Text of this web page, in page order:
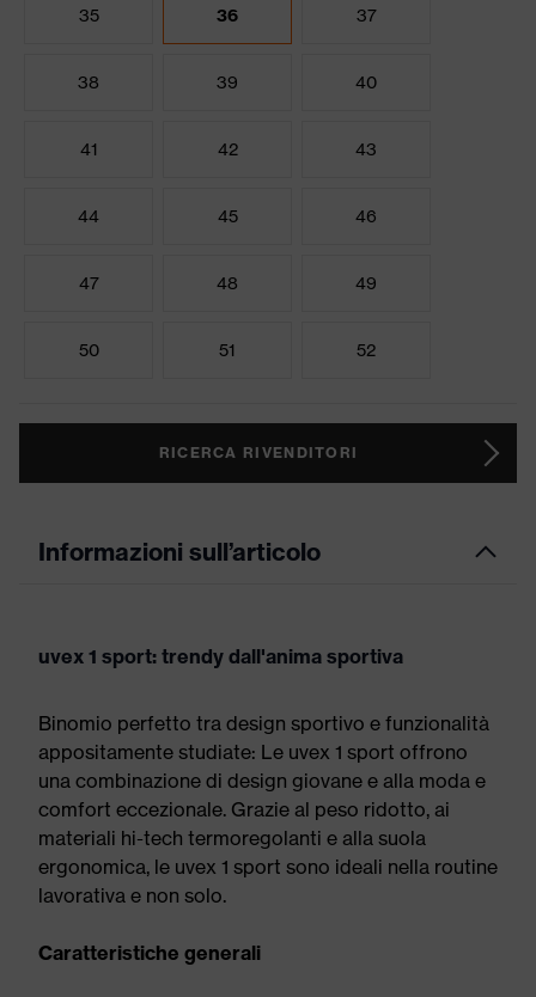
35 36 37
38 39 40
41 42 43
44 45 46
47 48 49
50 51 52
RICERCA RIVENDITORI
Informazioni sull’articolo
uvex 1 sport: trendy dall'anima sportiva
Binomio perfetto tra design sportivo e funzionalità
appositamente studiate: Le uvex 1 sport offrono
una combinazione di design giovane e alla moda e
comfort eccezionale. Grazie al peso ridotto, ai
materiali hi-tech termoregolanti e alla suola
ergonomica, le uvex 1 sport sono ideali nella routine
lavorativa e non solo.
Caratteristiche generali